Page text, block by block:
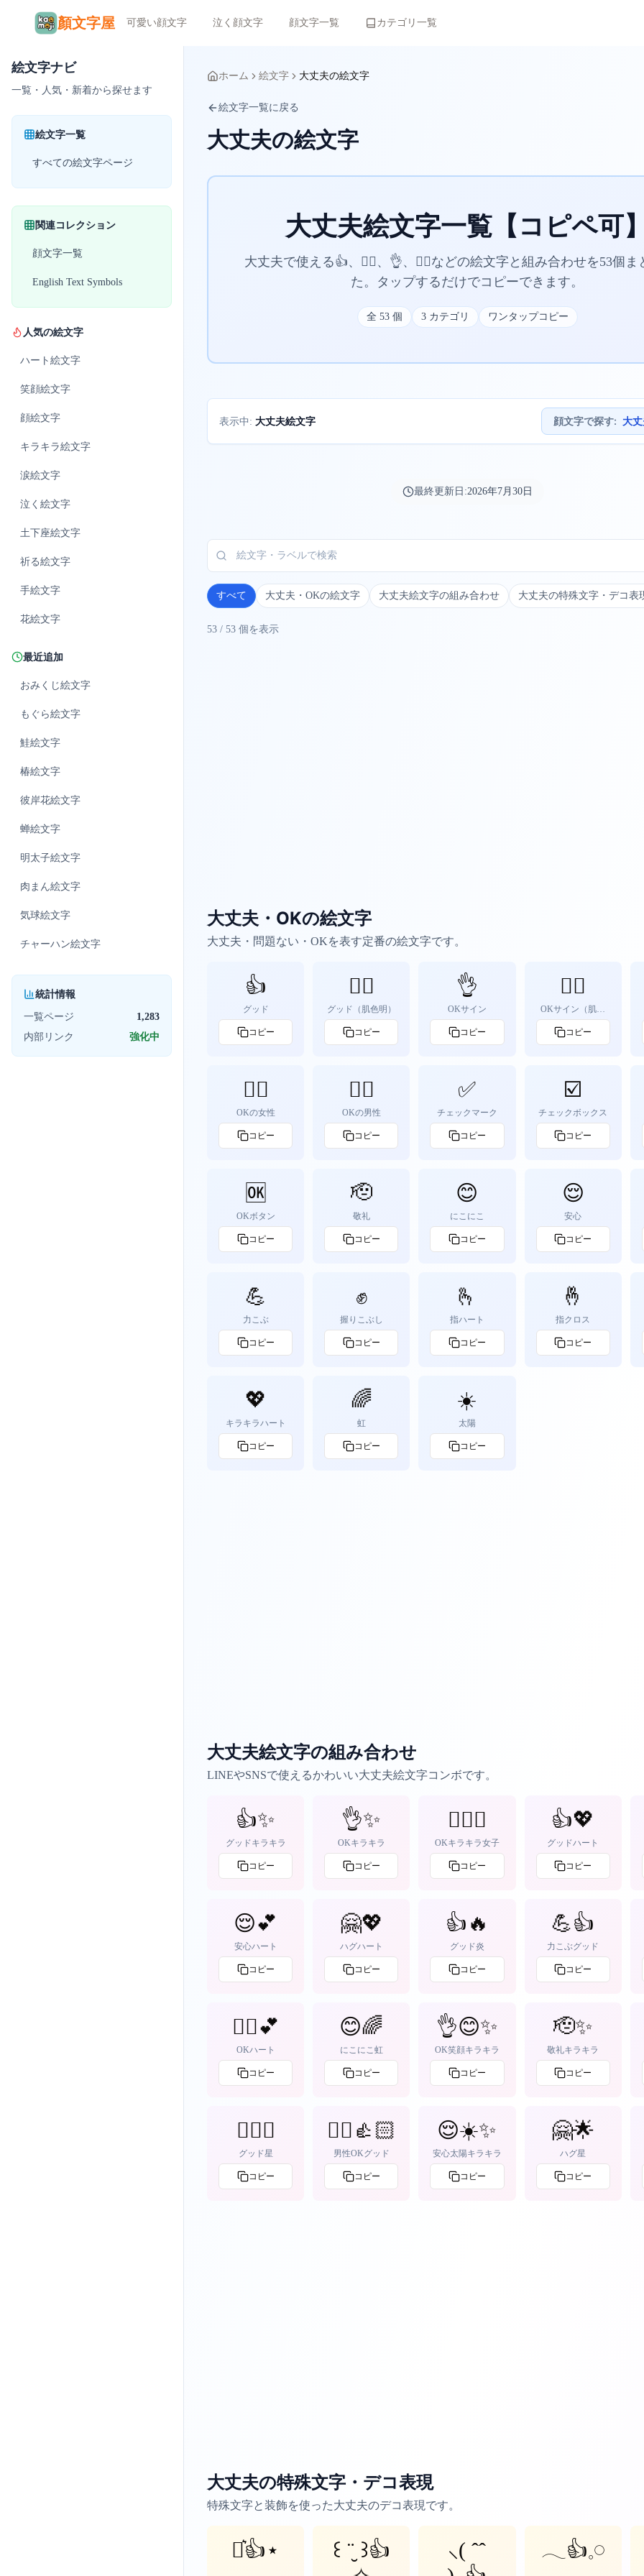
顏文字屋 可愛い顔文字 泣く顔文字 顔文字一覧 カテゴリ一覧
絵文字ナビ
一覧・人気・新着から探せます
絵文字一覧
すべての絵文字ページ
関連コレクション
顔文字一覧
English Text Symbols
人気の絵文字
ハート 絵文字
笑顔絵文字
顔絵文字
キラキラ絵文字
涙絵文字
泣く 絵文字
土下座絵文字
祈る絵文字
手絵文字
花絵文字
最近追加
おみくじ絵文字
もぐら絵文字
鮭絵文字
椿絵文字
彼岸花絵文字
蝉絵文字
明太子絵文字
肉まん絵文字
気球絵文字
チャーハン絵文字
統計情報
一覧ページ
1,283
内部リンク
強化中
ホーム 絵文字 大丈夫の絵文字
絵文字一覧に戻る
大丈夫の絵文字
大丈夫絵文字一覧【コピペ可
大丈夫で使える👍、👍🏻、👌、👌🏻などの絵文字と組み合わせを53個
た。タップするだけでコピーできます。
全 53個 3カテゴリ ワンタップコピー
表示中: 大丈夫絵文字 顔文字で探す: 大
最終更新日:2026年7月30日
すべて 大丈夫・OKの絵文字 大丈夫絵文字の組み合わせ 大丈夫の特殊文字・デコ表
53 / 53 個を表示
大丈夫・OKの絵文字
大丈夫・問題ない・OKを表す定番の絵文字です。
👍
グッド
コピー
👍🏻
グッド（肌色明）
コピー
👌
OKサイン
コピー
👌🏻
OKサイン（肌色
明）
コピー
🙆‍♀️
OKの女性
コピー
🙆‍♂️
OKの男性
コピー
✅
チェックマーク
コピー
☑️
チェックボックス
コピー
🆗
OKボタン
コピー
🫡
敬礼
コピー
😊
にこにこ
コピー
😌
安心
コピー
💪
力こぶ
コピー
✊
握りこぶし
コピー
🫰
指ハート
コピー
🤞
指クロス
コピー
💖
キラキラハート
コピー
🌈
虹
コピー
☀️
太陽
コピー
大丈夫絵文字の組み合わせ
LINEやSNSで使えるかわいい大丈夫絵文字コンボです。
👍✨
グッドキラキラ
コピー
👌✨
OKキラキラ
コピー
🙆‍♀️✨
OKキラキラ女子
コピー
👍💖
グッドハート
コピー
😌💕
安心ハート
コピー
🤗💖
ハグハート
コピー
👍🔥
グッド炎
コピー
💪👍
力こぶグッド
コピー
🙆‍♀️💕
OKハート
コピー
😊🌈
にこにこ虹
コピー
👌😊✨
OK笑顔キラキラ
コピー
🫡✨
敬礼キラキラ
コピー
👍🏻💫
グッド星
コピー
🙆‍♂️👍🏻
男性OKグッド
コピー
😌☀️✨
安心太陽キラキラ
コピー
🤗🌟
ハグ星
コピー
大丈夫の特殊文字・デコ表現
特殊文字と装飾を使った大丈夫のデコ表現です。
⋆͛👍⋆
꒰ ¨̮ ꒱👍
⸜( ˆˆ
𓂃👍𓈒𓏸